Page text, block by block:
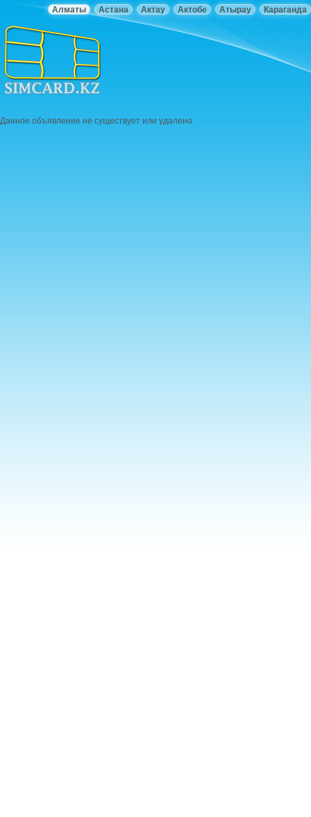
Караганда
Атырау
Актобе
Актау
Астана
Алматы
Данное объявление не существует или удалено